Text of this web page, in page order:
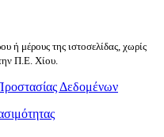
ή μέρους της ιστοσελίδας, χωρίς
Π.Ε. Χίου.
Δεδομένων